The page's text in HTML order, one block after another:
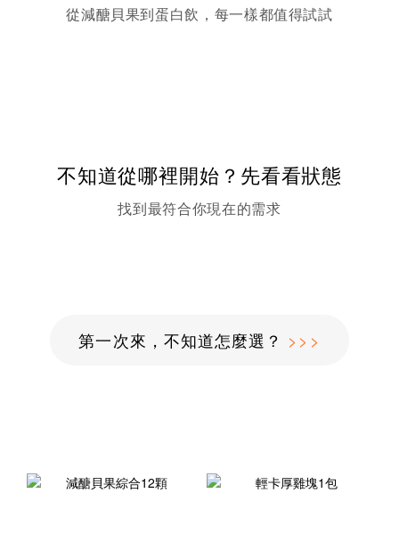
從減醣貝果到蛋白飲，每一樣都值得試試
不知道從哪裡開始？先看看狀態
找到最符合你現在的需求
第一次來，不知道怎麼選？ >>>